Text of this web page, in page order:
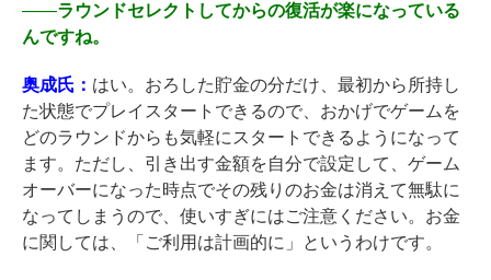
――ラウンドセレクトしてからの復活が楽になっている
んですね。
奥成氏： はい。おろした貯金の分だけ、最初から所持し
た状態でプレイスタートできるので、おかげでゲームを
どのラウンドからも気軽にスタートできるようになって
ます。ただし、引き出す金額を自分で設定して、ゲーム
オーバーになった時点でその残りのお金は消えて無駄に
なってしまうので、使いすぎにはご注意ください。お金
に関しては、「ご利用は計画的に」というわけです。